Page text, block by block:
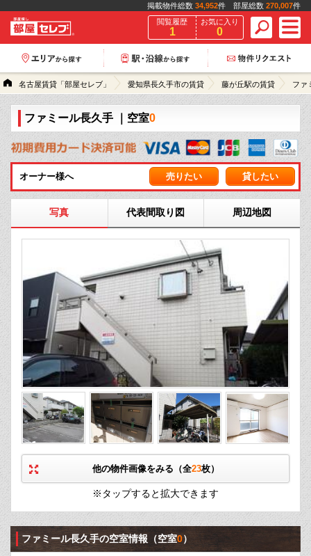
掲載物件総数 34,952件 部屋総数 270,007件
閲覧履歴
1
お気に入り
0
名古屋賃貸「部屋セレブ」 愛知県長久手市の賃貸 藤が丘駅の賃貸 ファ
ファミール長久手 ｜空室0
オーナー様へ 売りたい 貸したい
写真 代表間取り図 周辺地図
他の物件画像をみる（全23枚）
※タップすると拡大できます
ファミール長久手の空室情報 （空室0）